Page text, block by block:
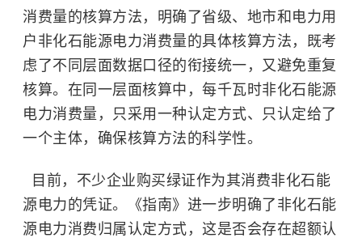
消费量的核算方法，明确了省级、地市和电力用
户非化石能源电力消费量的具体核算方法，既考
虑了不同层面数据口径的衔接统一，又避免重复
核算。在同一层面核算中，每千瓦时非化石能源
电力消费量，只采用一种认定方式、只认定给了
一个主体，确保核算方法的科学性。
目前，不少企业购买绿证作为其消费非化石能
源电力的凭证。《指南》进一步明确了非化石能
源电力消费归属认定方式，这是否会存在超额认